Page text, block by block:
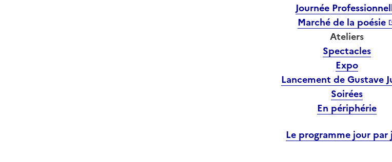
Journée
Marché de la poésie
Ateliers
Spectacles
Expo
Lancement de Gustave
Soirées
En périphérie
Le programme jour par